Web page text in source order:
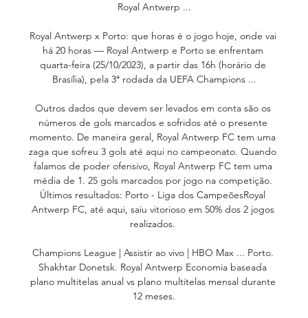
Royal Antwerp ...
Royal Antwerp x Porto: que horas é o jogo hoje, onde vai
há 20 horas — Royal Antwerp e Porto se enfrentam
quarta-feira (25/10/2023), a partir das 16h (horário de
Brasília), pela 3ª rodada da UEFA Champions ...
Outros dados que devem ser levados em conta são os
números de gols marcados e sofridos até o presente
momento. De maneira geral, Royal Antwerp FC tem uma
zaga que sofreu 3 gols até aqui no campeonato. Quando
falamos de poder ofensivo, Royal Antwerp FC tem uma
média de 1. 25 gols marcados por jogo na competição.
Últimos resultados: Porto - Liga dos CampeõesRoyal
Antwerp FC, até aqui, saiu vitorioso em 50% dos 2 jogos
realizados.
Champions League | Assistir ao vivo | HBO Max ... Porto.
Shakhtar Donetsk. Royal Antwerp Economia baseada
plano multitelas anual vs plano multitelas mensal durante
12 meses.